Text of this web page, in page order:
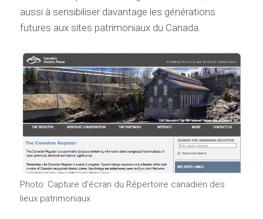
aussi à sensibiliser davantage les générations
futures aux sites patrimoniaux du Canada.
Photo: Capture d’écran du Répertoire canadien des
lieux patrimoniaux